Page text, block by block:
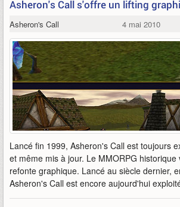
Asheron's Call s'offre un lifting
Asheron's Call 4 mai 2010
Lancé fin 1999, Asheron's Call est toujours
et même mis à jour. Le MMORPG
refonte graphique. Lancé au siècle dernier,
Asheron's Call est encore aujourd'hui